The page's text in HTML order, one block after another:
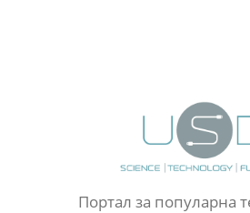
Портал за популарна